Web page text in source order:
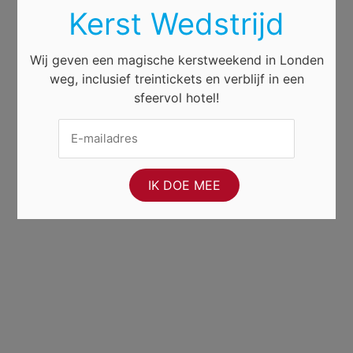
Kerst Wedstrijd
Wij geven een magische kerstweekend in Londen
weg, inclusief treintickets en verblijf in een
sfeervol hotel!